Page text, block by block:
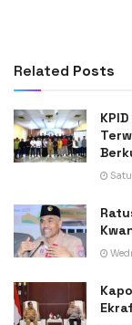
Related Posts
Ekraf